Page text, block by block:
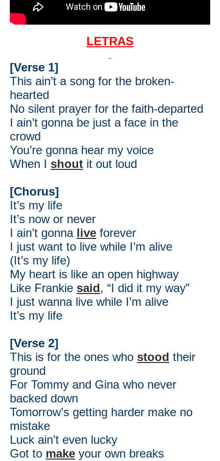
LETRAS
[Verse 1]
This ain’t a song for the broken-
hearted
No silent prayer for the faith-departed
I ain’t gonna be just a face in the
crowd
You’re gonna hear my voice
When I shout it out loud
[Chorus]
It’s my life
It’s now or never
I ain’t gonna live forever
I just want to live while I’m alive
(It’s my life)
My heart is like an open highway
Like Frankie said, “I did it my way”
I just wanna live while I’m alive
It’s my life
[Verse 2]
This is for the ones who stood their
ground
For Tommy and Gina who never
backed down
Tomorrow’s getting harder make no
mistake
Luck ain’t even lucky
Got to make your own breaks